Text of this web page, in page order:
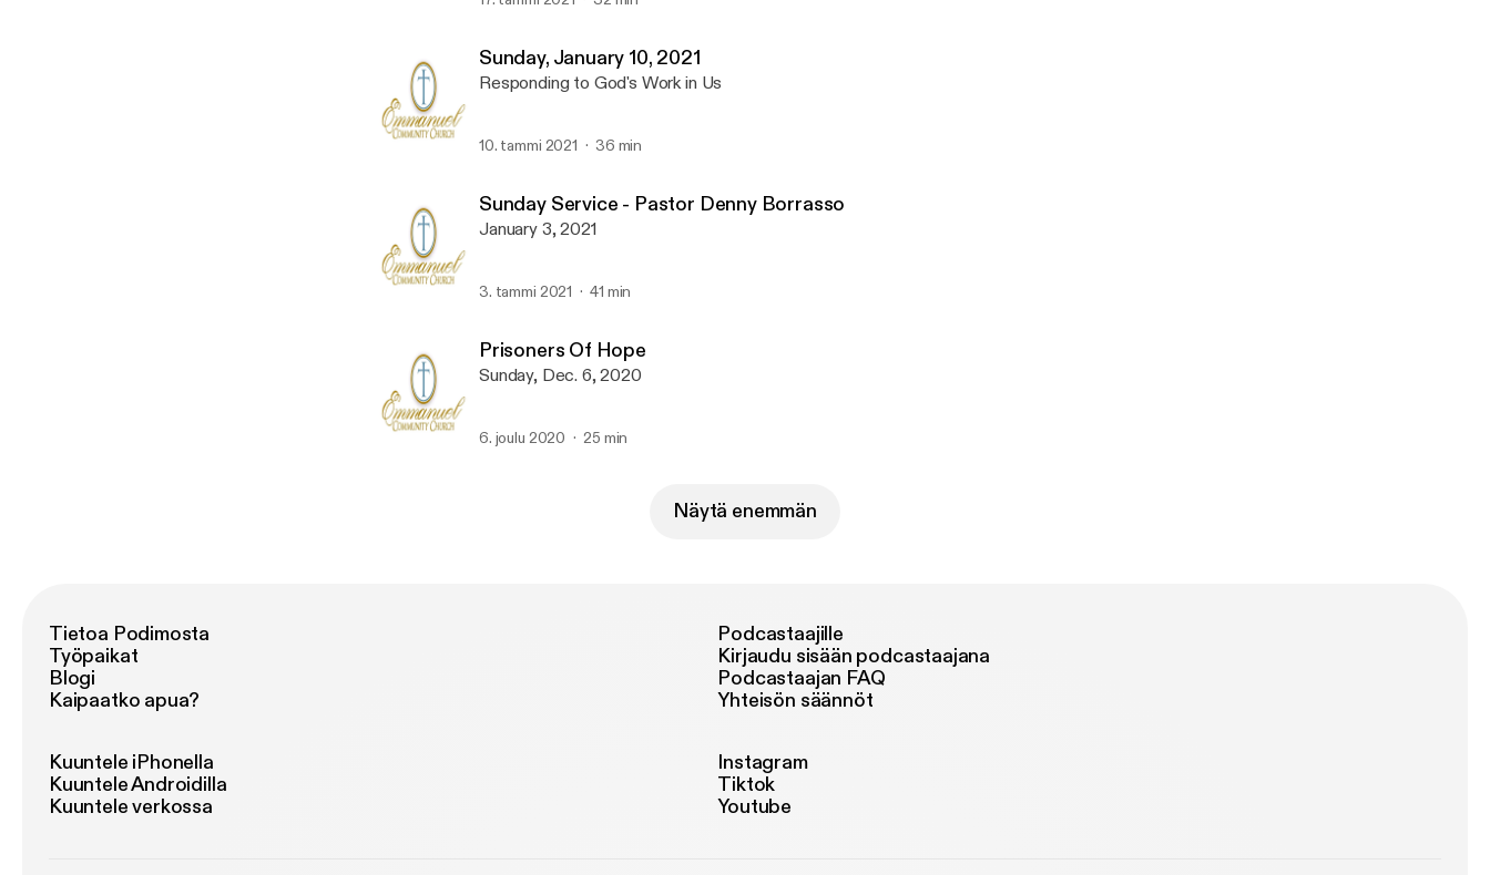
Sunday, January 10, 2021
Responding to God's Work in Us
10. tammi 2021 36 min
Sunday Service - Pastor Denny Borrasso
January 3, 2021
3. tammi 2021 41 min
Prisoners Of Hope
Sunday, Dec. 6, 2020
6. joulu 2020 25 min
Näytä enemmän
Tietoa Podimosta
Työpaikat
Blogi
Kaipaatko apua?
Podcastaajille
Kirjaudu sisään podcastaajana
Podcastaajan FAQ
Yhteisön säännöt
Kuuntele iPhonella
Kuuntele Androidilla
Kuuntele verkossa
Instagram
Tiktok
Youtube